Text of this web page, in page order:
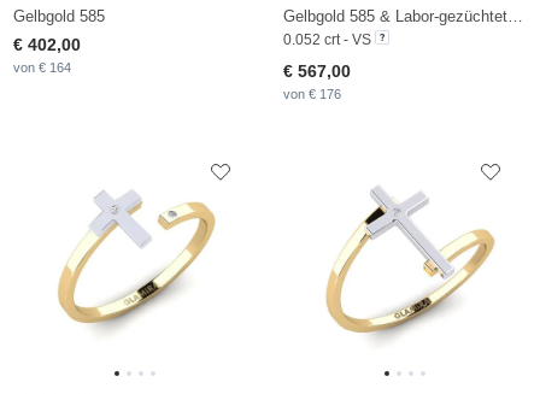
Gelbgold 585
€ 402,00
von € 164
Gelbgold 585 & Labor-gezüchteter Diamant
0.052 crt - VS
€ 567,00
von € 176